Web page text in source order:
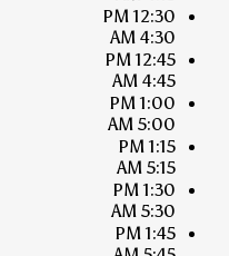
12:30 PM
4:30 AM
12:45 PM
4:45 AM
1:00 PM
5:00 AM
1:15 PM
5:15 AM
1:30 PM
5:30 AM
1:45 PM